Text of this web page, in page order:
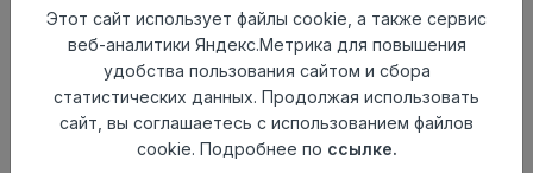
Толщина
3мм
Размер
152x914мм
Теплый пол
до +27 градусов
Способ
На клей
Этот сайт использует файлы cookie, а также сервис
веб-аналитики Яндекс.Метрика для повышения
удобства пользования сайтом и сбора
статистических данных. Продолжая использовать
сайт, вы соглашаетесь с использованием файлов
cookie. Подробнее по ссылке.